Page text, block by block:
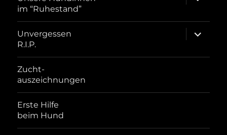
im “Ruhestand”
öffnen
Unvergessen
R.I.P.
öffnen
Zucht-
auszeichnungen
Erste Hilfe
beim Hund